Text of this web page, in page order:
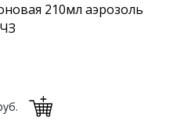
210мл аэрозоль